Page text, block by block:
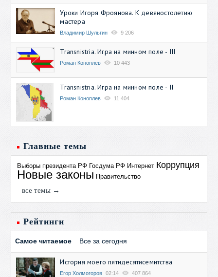
Уроки Игоря Фроянова. К девяностолетию
мастера
Владимир Шульгин 9 206
Transnistria. Игра на минном поле - III
Роман Коноплев 10 443
Transnistria. Игра на минном поле - II
Роман Коноплев 11 404
Главные темы
Выборы президента РФ Госдума РФ Интернет Коррупция
Новые законы Правительство
все темы →
Рейтинги
Самое читаемое Все за сегодня
История моего пятидесятисемитства
Егор Холмогоров 02:14 407 864